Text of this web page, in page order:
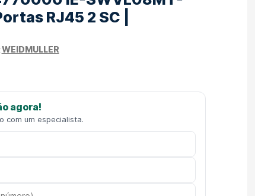
RJ45 2 SC |
WEIDMULLER
agora!
com um especialista.